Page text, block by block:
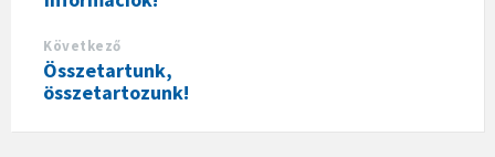
Következő
Összetartunk,
összetartozunk!